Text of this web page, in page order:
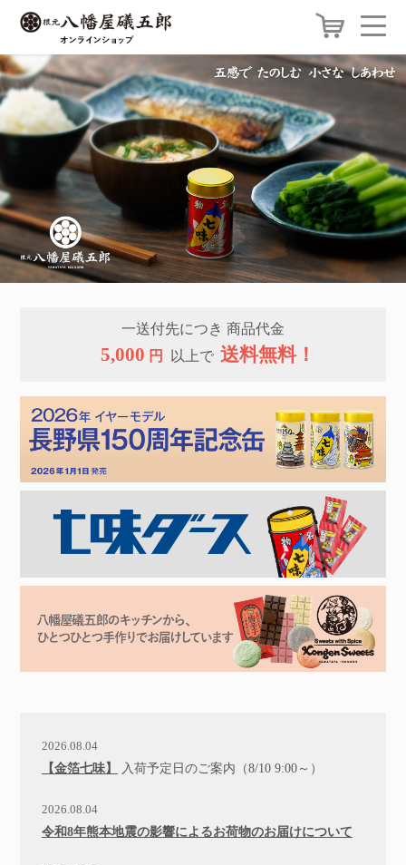
一送付先につき 商品代金
5,000 円 以上で 送料無料！
2026.08.04
【金箔七味】
入荷予定日のご案内（8/10 9:00～）
2026.08.04
令和8年熊本地震の影響によるお荷物のお届けについて